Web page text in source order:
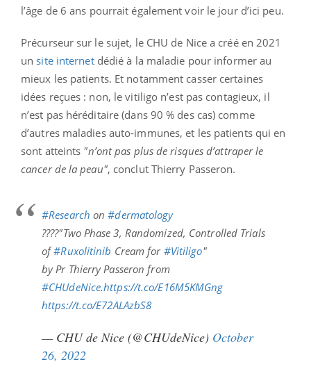
l’âge de 6 ans pourrait également voir le jour d’ici peu.
Précurseur sur le sujet, le CHU de Nice a créé en 2021
un site internetdédié à la maladie pour informer au
mieux les patients. Et notamment casser certaines
idées reçues : non, le vitiligo n’est pas contagieux, il
n’est pas héréditaire (dans 90 % des cas) comme
d’autres maladies auto-immunes, et les patients qui en
sont atteints "n’ont pas plus de risques d’attraper le
cancer de la peau", conclut Thierry Passeron.
#Research on#dermatology
????"Two Phase 3, Randomized, Controlled Trials
of#Ruxolitinib Cream for #Vitiligo"
by Pr Thierry Passeron from
#CHUdeNice.https://t.co/E16M5KMGng
https://t.co/E72ALAzbS8
— CHU de Nice (@CHUdeNice) October
26, 2022